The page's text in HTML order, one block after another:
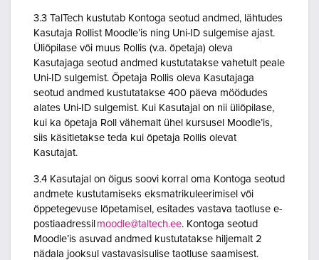
3.3 TalTech kustutab Kontoga seotud andmed, lähtudes
Kasutaja Rollist Moodle’is ning Uni-ID sulgemise ajast.
Üliõpilase või muus Rollis (v.a. õpetaja) oleva
Kasutajaga seotud andmed kustutatakse vahetult peale
Uni-ID sulgemist. Õpetaja Rollis oleva Kasutajaga
seotud andmed kustutatakse 400 päeva möödudes
alates Uni-ID sulgemist. Kui Kasutajal on nii üliõpilase,
kui ka õpetaja Roll vähemalt ühel kursusel Moodle’is,
siis käsitletakse teda kui õpetaja Rollis olevat
Kasutajat.
3.4 Kasutajal on õigus soovi korral oma Kontoga seotud
andmete kustutamiseks eksmatrikuleerimisel või
õppetegevuse lõpetamisel, esitades vastava taotluse e-
postiaadressil moodle@taltech.ee. Kontoga seotud
Moodle’is asuvad andmed kustutatakse hiljemalt 2
nädala jooksul vastavasisulise taotluse saamisest.